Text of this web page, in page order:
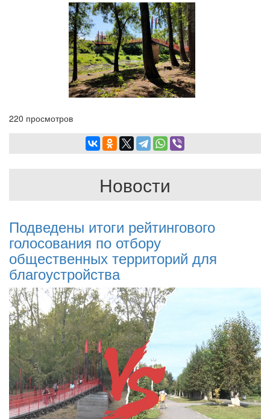
220 просмотров
Новости
Подведены итоги рейтингового
голосования по отбору
общественных территорий для
благоустройства